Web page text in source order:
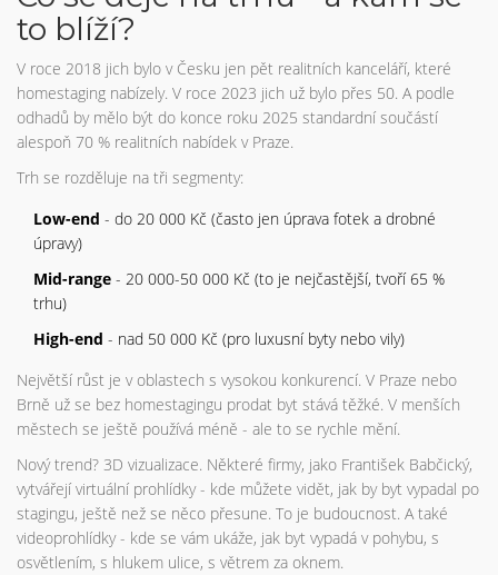
to blíží?
V roce 2018 jich bylo v Česku jen pět realitních kanceláří, které
homestaging nabízely. V roce 2023 jich už bylo přes 50. A podle
odhadů by mělo být do konce roku 2025 standardní součástí
alespoň 70 % realitních nabídek v Praze.
Trh se rozděluje na tři segmenty:
Low-end - do 20 000 Kč (často jen úprava fotek a drobné
úpravy)
Mid-range - 20 000-50 000 Kč (to je nejčastější, tvoří 65 %
trhu)
High-end - nad 50 000 Kč (pro luxusní byty nebo vily)
Největší růst je v oblastech s vysokou konkurencí. V Praze nebo
Brně už se bez homestagingu prodat byt stává těžké. V menších
městech se ještě používá méně - ale to se rychle mění.
Nový trend? 3D vizualizace. Některé firmy, jako František Babčický,
vytvářejí virtuální prohlídky - kde můžete vidět, jak by byt vypadal po
stagingu, ještě než se něco přesune. To je budoucnost. A také
videoprohlídky - kde se vám ukáže, jak byt vypadá v pohybu, s
osvětlením, s hlukem ulice, s větrem za oknem.